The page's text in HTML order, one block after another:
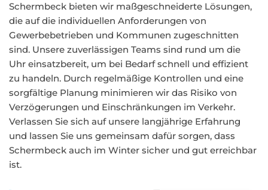
Schermbeck bieten wir maßgeschneiderte Lösungen,
die auf die individuellen Anforderungen von
Gewerbebetrieben und Kommunen zugeschnitten
sind. Unsere zuverlässigen Teams sind rund um die
Uhr einsatzbereit, um bei Bedarf schnell und effizient
zu handeln. Durch regelmäßige Kontrollen und eine
sorgfältige Planung minimieren wir das Risiko von
Verzögerungen und Einschränkungen im Verkehr.
Verlassen Sie sich auf unsere langjährige Erfahrung
und lassen Sie uns gemeinsam dafür sorgen, dass
Schermbeck auch im Winter sicher und gut erreichbar
ist.